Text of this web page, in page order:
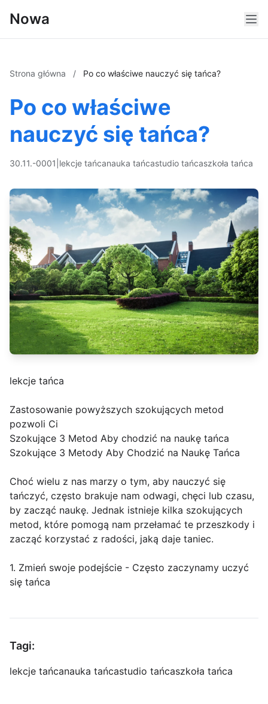
Nowa
Strona główna / Po co właściwe nauczyć się tańca?
Po co właściwe
nauczyć się tańca?
30.11.-0001 lekcje tańcanauka tańcastudio tańcaszkoła tańca
lekcje tańca
Zastosowanie powyższych szokujących metod
pozwoli Ci
Szokujące 3 Metod Aby chodzić na naukę tańca
Szokujące 3 Metody Aby Chodzić na Naukę Tańca
Choć wielu z nas marzy o tym, aby nauczyć się
tańczyć, często brakuje nam odwagi, chęci lub czasu,
by zacząć naukę. Jednak istnieje kilka szokujących
metod, które pomogą nam przełamać te przeszkody i
zacząć korzystać z radości, jaką daje taniec.
1. Zmień swoje podejście - Często zaczynamy uczyć
się tańca
Tagi:
lekcje tańcanauka tańcastudio tańcaszkoła tańca